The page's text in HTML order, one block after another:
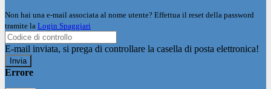
Non hai una e-mail associata al nome utente? Effettua il reset della password
tramite la Login Spaggiari
E-mail inviata, si prega di controllare la casella di posta elettronica!
Errore